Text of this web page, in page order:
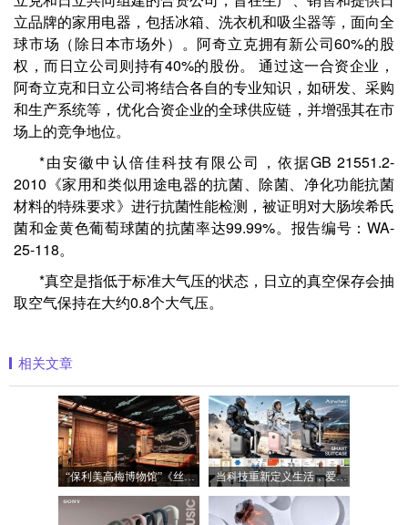
立品牌的家用电器，包括冰箱、洗衣机和吸尘器等，面向全
球市场（除日本市场外）。阿奇立克拥有新公司60%的股
权，而日立公司则持有40%的股份。 通过这一合资企业，
阿奇立克和日立公司将结合各自的专业知识，如研发、采购
和生产系统等，优化合资企业的全球供应链，并增强其在市
场上的竞争地位。
*由安徽中认倍佳科技有限公司，依据GB 21551.2-
2010《家用和类似用途电器的抗菌、除菌、净化功能抗菌
材料的特殊要求》进行抗菌性能检测，被证明对大肠埃希氏
菌和金黄色葡萄球菌的抗菌率达99.99%。报告编号：WA-
25-118。
*真空是指低于标准大气压的状态，日立的真空保存会抽
取空气保持在大约0.8个大气压。
相关文章
“保利美高梅博物馆”《丝路》大展最后 当科技重新定义生活，爱尔威Airwheel正在